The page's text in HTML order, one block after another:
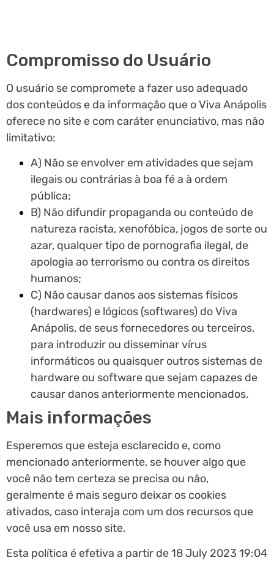
Compromisso do Usuário
O usuário se compromete a fazer uso adequado
dos conteúdos e da informação que o Viva Anápolis
oferece no site e com caráter enunciativo, mas não
limitativo:
A) Não se envolver em atividades que sejam
ilegais ou contrárias à boa fé a à ordem
pública;
B) Não difundir propaganda ou conteúdo de
natureza racista, xenofóbica, jogos de sorte ou
azar, qualquer tipo de pornografia ilegal, de
apologia ao terrorismo ou contra os direitos
humanos;
C) Não causar danos aos sistemas físicos
(hardwares) e lógicos (softwares) do Viva
Anápolis, de seus fornecedores ou terceiros,
para introduzir ou disseminar vírus
informáticos ou quaisquer outros sistemas de
hardware ou software que sejam capazes de
causar danos anteriormente mencionados.
Mais informações
Esperemos que esteja esclarecido e, como
mencionado anteriormente, se houver algo que
você não tem certeza se precisa ou não,
geralmente é mais seguro deixar os cookies
ativados, caso interaja com um dos recursos que
você usa em nosso site.
Esta política é efetiva a partir de 18 July 2023 19:04